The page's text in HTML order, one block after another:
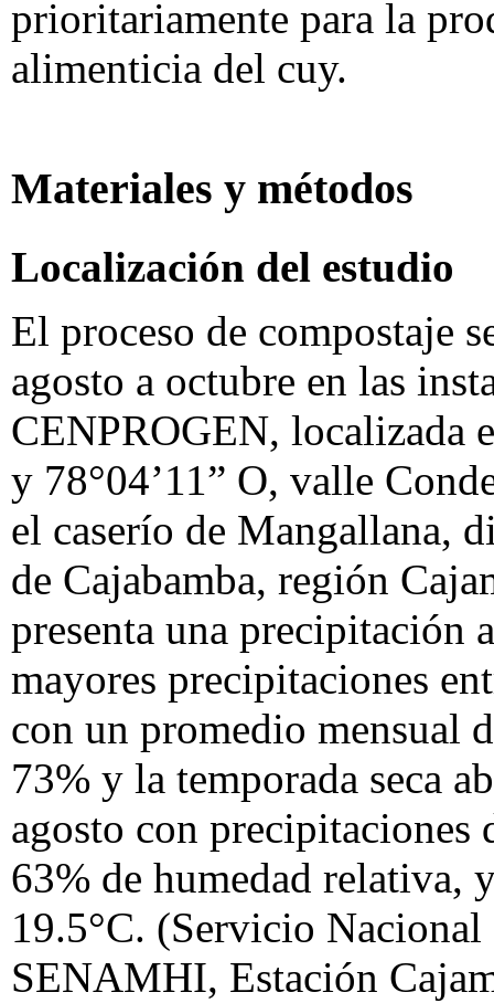
prioritariamente para la
alimenticia del cuy.
Materiales y métodos
Localización del estudio
El proceso de compostaje
agosto a octubre en las
CENPROGEN, localizada
y 78°04’11” O, valle
el caserío de Mangallana,
de Cajabamba, región
presenta una precipitación
mayores precipitaciones
con un promedio mensual
73% y la temporada seca
agosto con precipitaciones
63% de humedad relativa,
19.5°C. (Servicio
SENAMHI, Estación